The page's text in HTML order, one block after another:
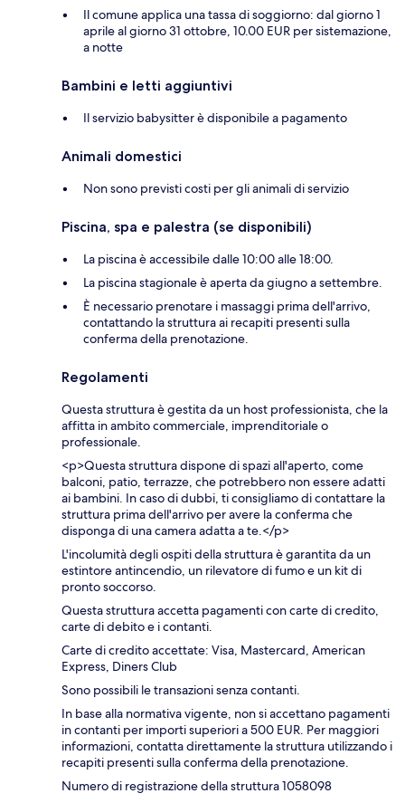
Il comune applica una tassa di soggiorno: dal giorno 1
aprile al giorno 31 ottobre, 10.00 EUR per sistemazione,
a notte
Bambini e letti aggiuntivi
Il servizio babysitter è disponibile a pagamento
Animali domestici
Non sono previsti costi per gli animali di servizio
Piscina, spa e palestra (se disponibili)
La piscina è accessibile dalle 10:00 alle 18:00.
La piscina stagionale è aperta da giugno a settembre.
È necessario prenotare i massaggi prima dell'arrivo,
contattando la struttura ai recapiti presenti sulla
conferma della prenotazione.
Regolamenti
Questa struttura è gestita da un host professionista, che la
affitta in ambito commerciale, imprenditoriale o
professionale.
<p>Questa struttura dispone di spazi all'aperto, come
balconi, patio, terrazze, che potrebbero non essere adatti
ai bambini. In caso di dubbi, ti consigliamo di contattare la
struttura prima dell'arrivo per avere la conferma che
disponga di una camera adatta a te.</p>
L'incolumità degli ospiti della struttura è garantita da un
estintore antincendio, un rilevatore di fumo e un kit di
pronto soccorso.
Questa struttura accetta pagamenti con carte di credito,
carte di debito e i contanti.
Carte di credito accettate: Visa, Mastercard, American
Express, Diners Club
Sono possibili le transazioni senza contanti.
In base alla normativa vigente, non si accettano pagamenti
in contanti per importi superiori a 500 EUR. Per maggiori
informazioni, contatta direttamente la struttura utilizzando i
recapiti presenti sulla conferma della prenotazione.
Numero di registrazione della struttura 1058098